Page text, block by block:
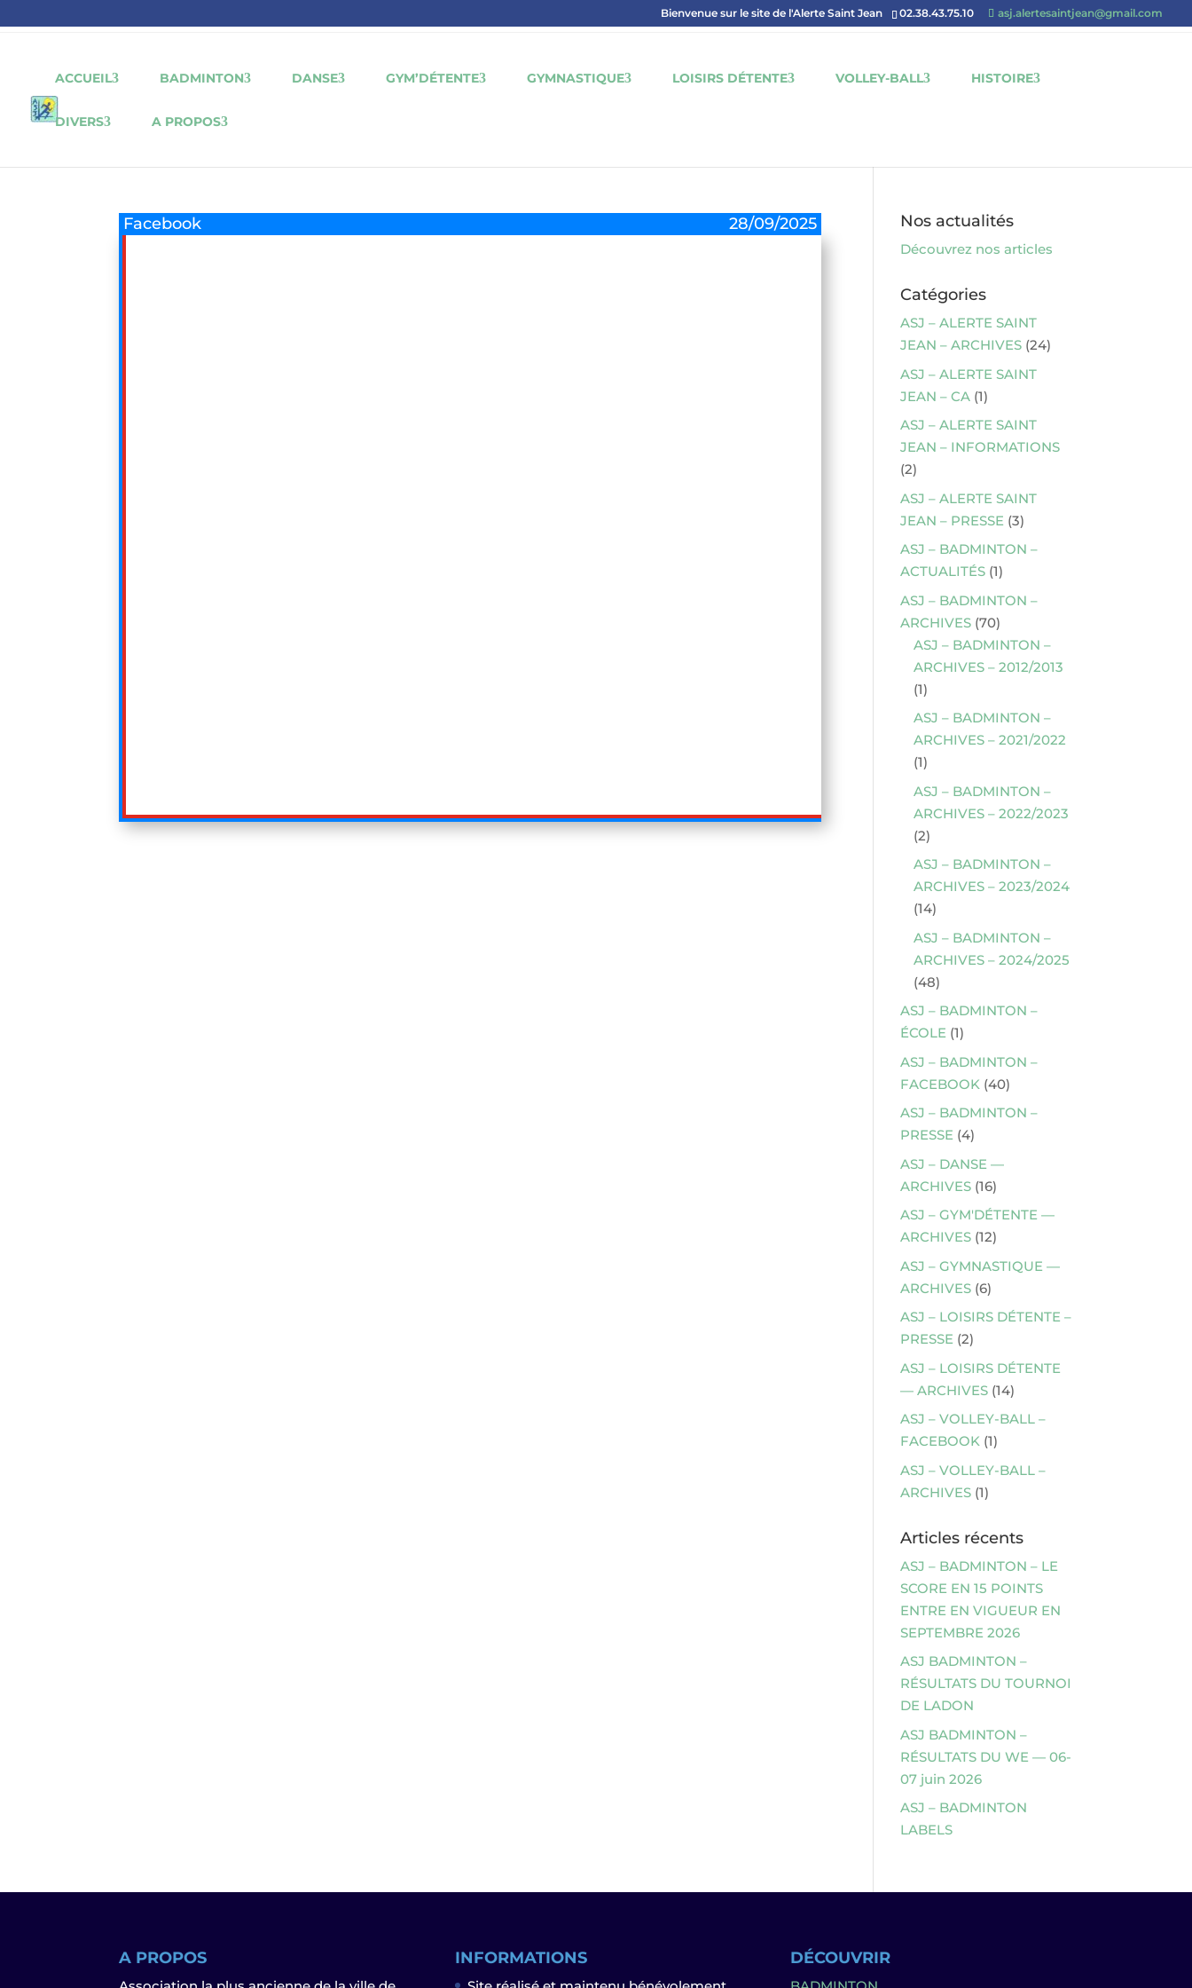
Bienvenue sur le site de l'Alerte Saint Jean 02.38.43.75.10 asj.alertesaintjean@gmail.com
ACCUEIL BADMINTON DANSE GYM’DÉTENTE GYMNASTIQUE LOISIRS DÉTENTE VOLLEY-BALL HISTOIRE
DIVERS A PROPOS
Facebook 28/09/2025 Nos actualités
Découvrez nos articles
Catégories
ASJ – ALERTE SAINT
JEAN – ARCHIVES (24)
ASJ – ALERTE SAINT
JEAN – CA (1)
ASJ – ALERTE SAINT
JEAN – INFORMATIONS
(2)
ASJ – ALERTE SAINT
JEAN – PRESSE (3)
ASJ – BADMINTON –
ACTUALITÉS (1)
ASJ – BADMINTON –
ARCHIVES (70)
ASJ – BADMINTON –
ARCHIVES – 2012/2013
(1)
ASJ – BADMINTON –
ARCHIVES – 2021/2022
(1)
ASJ – BADMINTON –
ARCHIVES – 2022/2023
(2)
ASJ – BADMINTON –
ARCHIVES – 2023/2024
(14)
ASJ – BADMINTON –
ARCHIVES – 2024/2025
(48)
ASJ – BADMINTON –
ÉCOLE (1)
ASJ – BADMINTON –
FACEBOOK (40)
ASJ – BADMINTON –
PRESSE (4)
ASJ – DANSE —
ARCHIVES (16)
ASJ – GYM'DÉTENTE —
ARCHIVES (12)
ASJ – GYMNASTIQUE —
ARCHIVES (6)
ASJ – LOISIRS DÉTENTE –
PRESSE (2)
ASJ – LOISIRS DÉTENTE
— ARCHIVES (14)
ASJ – VOLLEY-BALL –
FACEBOOK (1)
ASJ – VOLLEY-BALL –
ARCHIVES (1)
Articles récents
ASJ – BADMINTON – LE
SCORE EN 15 POINTS
ENTRE EN VIGUEUR EN
SEPTEMBRE 2026
ASJ BADMINTON –
RÉSULTATS DU TOURNOI
DE LADON
ASJ BADMINTON –
RÉSULTATS DU WE — 06-
07 juin 2026
ASJ – BADMINTON
LABELS
A PROPOS INFORMATIONS DÉCOUVRIR